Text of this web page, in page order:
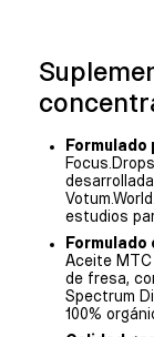
estudios
Aceite
de fresa,
Spectrum
100%